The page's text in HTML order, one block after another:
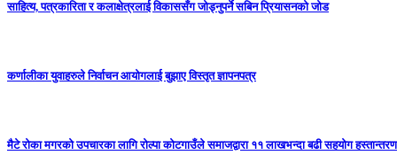
साहित्य, पत्रकारिता र कलाक्षेत्रलाई विकाससँग जोड्नुपर्ने सबिन प्रियासनको जोड
कर्णालीका युवाहरुले निर्वाचन आयोगलाई बुझाए विस्तृत ज्ञापनपत्र
मैटे रोका मगरको उपचारका लागि रोल्पा कोटगाउँले समाजद्वारा ११ लाखभन्दा बढी सहयोग हस्तान्तरण